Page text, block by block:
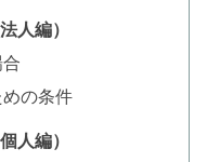
人編）
の条件
人編）